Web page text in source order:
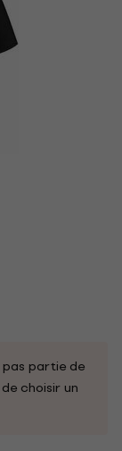
partie de
choisir un